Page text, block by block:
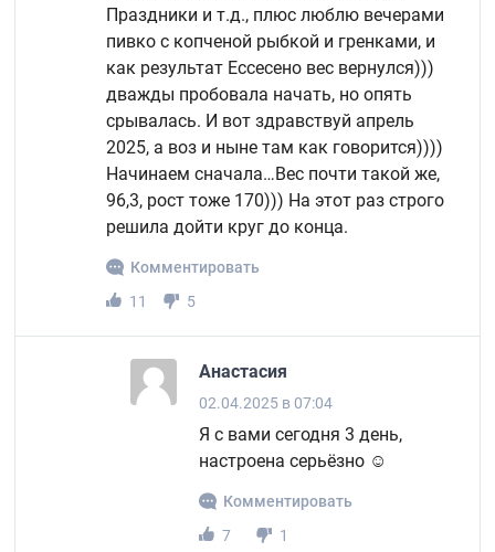
Праздники и т.д., плюс люблю вечерами
пивко с копченой рыбкой и гренками, и
как результат Ессесено вес вернулся)))
дважды пробовала начать, но опять
срывалась. И вот здравствуй апрель
2025, а воз и ныне там как говорится))))
Начинаем сначала…Вес почти такой же,
96,3, рост тоже 170))) На этот раз строго
решила дойти круг до конца.
Комментировать
11
5
Анастасия
02.04.2025 в 07:04
Я с вами сегодня 3 день,
настроена серьёзно ☺️
Комментировать
7
1